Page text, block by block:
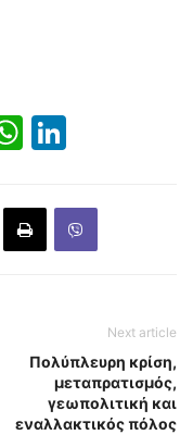
WhatsApp
Next article
Πολύπλευρη κρίση,
μεταπρατισμός,
γεωπολιτική και
εναλλακτικός πόλος